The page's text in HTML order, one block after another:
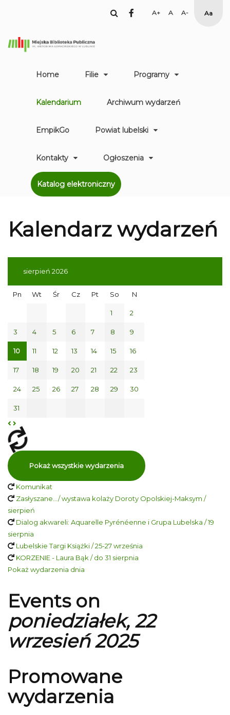
facebook
Set Set
Smaller
High
Home Filie Programy
Kalendarium Archiwum wydarzeń
EmpikGo Powiat lubelski
Kontakty Ogłoszenia
Katalog elektroniczny
Kalendarz wydarzeń
sierpień 2026
Pn Wt Śr Cz Pt So N
1 2
3 4 5 6 7 8 9
10 11 12 13 14 15 16
17 18 19 20 21 22 23
24 25 26 27 28 29 30
31
Pokaż wszystkie wydarzenia
Komunikat
Zasłyszane…/ wystawa kolaży Doroty Opolskiej-Maksym /
sierpień
Dialog akwareli: Aquarelle Pyrénéenne i Grupa Lubelska / 19
sierpnia
Lubelskie Targi Książki / 25-27 września
KORZENIE - Laura Bąk / do 31 sierpnia
Pokaż wydarzenia dnia
Events on
poniedziałek, 22
wrzesień 2025
Promowane
wydarzenia